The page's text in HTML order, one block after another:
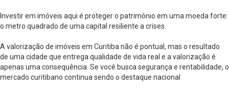
Investir em imóveis aqui é proteger o patrimônio em uma moeda forte:
o metro quadrado de uma capital resiliente a crises.
A valorização de imóveis em Curitiba não é pontual, mas o resultado
de uma cidade que entrega qualidade de vida real e a valorização é
apenas uma consequência. Se você busca segurança e rentabilidade, o
mercado curitibano continua sendo o destaque nacional